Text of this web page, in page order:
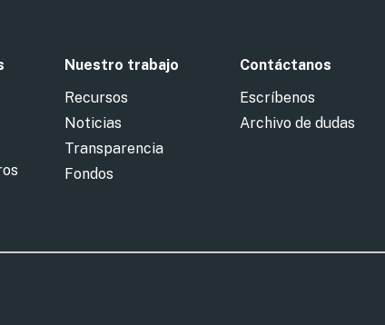
Nuestro trabajo
Recursos
Noticias
Transparencia
Fondos
Contáctanos
Escríbenos
Archivo de dudas